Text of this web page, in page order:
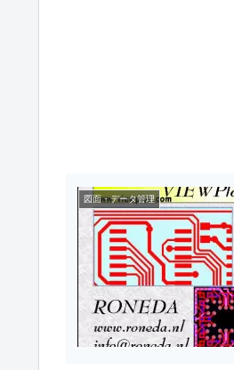
図面・データ管理